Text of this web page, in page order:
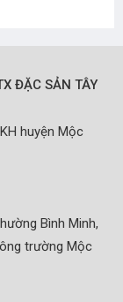
ĐẶC SẢN TÂY
huyện Mộc
Bình Minh,
trường Mộc